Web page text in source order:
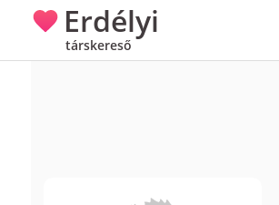
Erdélyi
társkereső